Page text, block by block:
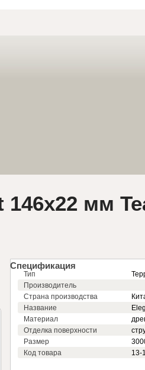
146x22 мм
Спецификация
Тип
Производитель
Страна производства
Название
Материал
Отделка поверхности
Размер
Код товара
13-